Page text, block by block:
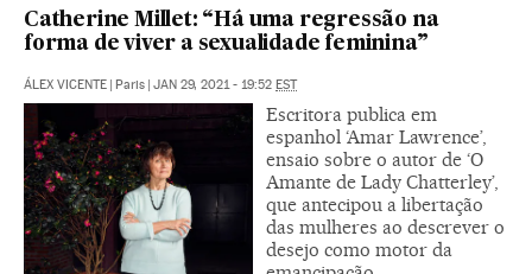
Catherine Millet: “Há uma regressão na
forma de viver a sexualidade feminina”
ÁLEX VICENTE Paris JAN 29, 2021 - 19:52 EST
Escritora publica em
espanhol ‘Amar Lawrence’,
ensaio sobre o autor de ‘O
Amante de Lady Chatterley’,
que antecipou a libertação
das mulheres ao descrever o
desejo como motor da